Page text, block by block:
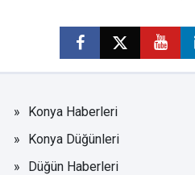
Konya Haberleri
Konya Düğünleri
Düğün Haberleri